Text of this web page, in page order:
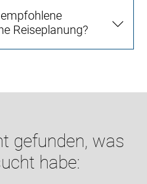
Reiseplanung?
gefunden, was
habe: